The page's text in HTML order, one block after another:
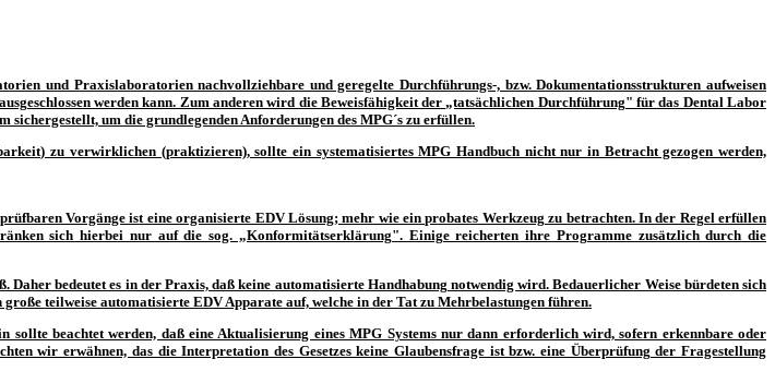
und Praxislaboratorien nachvollziehbare und geregelte Durchführungs-, bzw. Dokumentationsstrukturen aufweisen
werden kann. Zum anderen wird die Beweisfähigkeit der „tatsächlichen Durchführung" für das Dental Labor
sichergestellt, um die grundlegenden Anforderungen des MPG´s zu erfüllen.
zu verwirklichen (praktizieren), sollte ein systematisiertes MPG Handbuch nicht nur in Betracht gezogen werden,
Vorgänge ist eine organisierte EDV Lösung; mehr wie ein probates Werkzeug zu betrachten. In der Regel erfüllen
sich hierbei nur auf die sog. „Konformitätserklärung". Einige reicherten ihre Programme zusätzlich durch die
bedeutet es in der Praxis, daß keine automatisierte Handhabung notwendig wird. Bedauerlicher Weise bürdeten sich
teilweise automatisierte EDV Apparate auf, welche in der Tat zu Mehrbelastungen führen.
sollte beachtet werden, daß eine Aktualisierung eines MPG Systems nur dann erforderlichwird, sofern erkennbare oder
wir erwähnen, das die Interpretation des Gesetzes keine Glaubensfrage ist bzw. eine Überprüfung der Fragestellung